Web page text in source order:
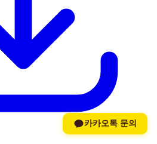
카카오톡 문의